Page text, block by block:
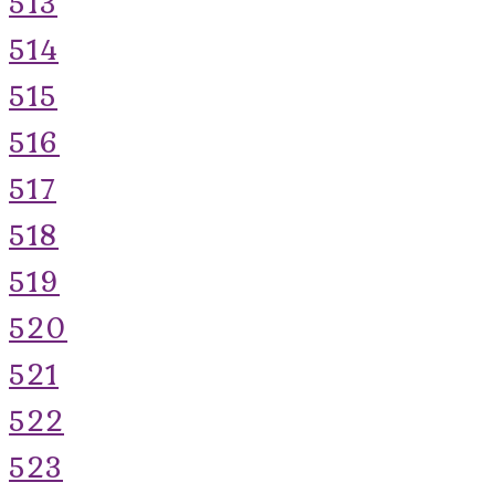
514
515
516
517
518
519
520
521
522
523